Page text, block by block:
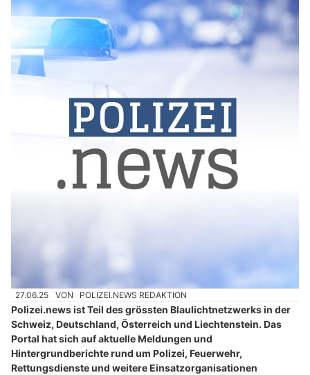
27.06.25 VON POLIZEI.NEWS REDAKTION
Polizei.news ist Teil des grössten Blaulichtnetzwerks in der
Schweiz, Deutschland, Österreich und Liechtenstein. Das
Portal hat sich auf aktuelle Meldungen und
Hintergrundberichte rund um Polizei, Feuerwehr,
Rettungsdienste und weitere Einsatzorganisationen